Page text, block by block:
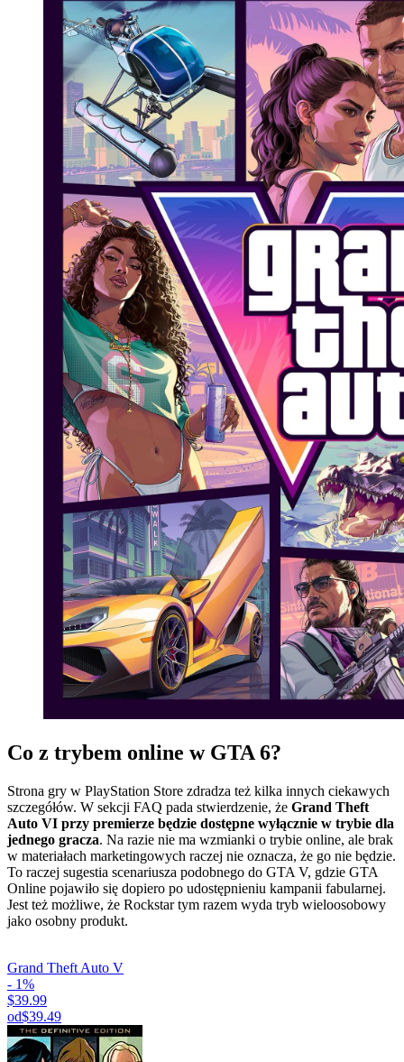
Co z trybem online w GTA 6?
Strona gry w PlayStation Store zdradza też kilka innych ciekawych
szczegółów. W sekcji FAQ pada stwierdzenie, że Grand Theft
Auto VI przy premierze będzie dostępne wyłącznie w trybie dla
jednego gracza. Na razie nie ma wzmianki o trybie online, ale brak
w materiałach marketingowych raczej nie oznacza, że go nie będzie.
To raczej sugestia scenariusza podobnego do GTA V, gdzie GTA
Online pojawiło się dopiero po udostępnieniu kampanii fabularnej.
Jest też możliwe, że Rockstar tym razem wyda tryb wieloosobowy
jako osobny produkt.
Grand Theft Auto V
- 1%
$39.99
od$39.49